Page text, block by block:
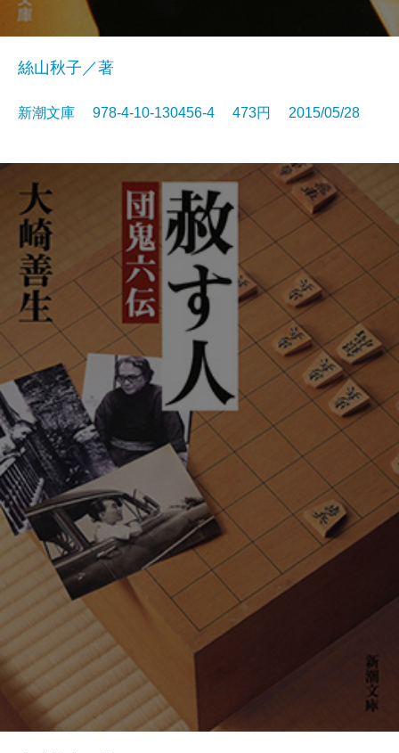
絲山秋子／著
新潮文庫 978-4-10-130456-4 473円 2015/05/28